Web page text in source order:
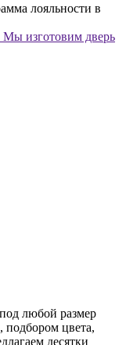
лояльности в
изготовим дверь
любой размер
подбором цвета,
десятки